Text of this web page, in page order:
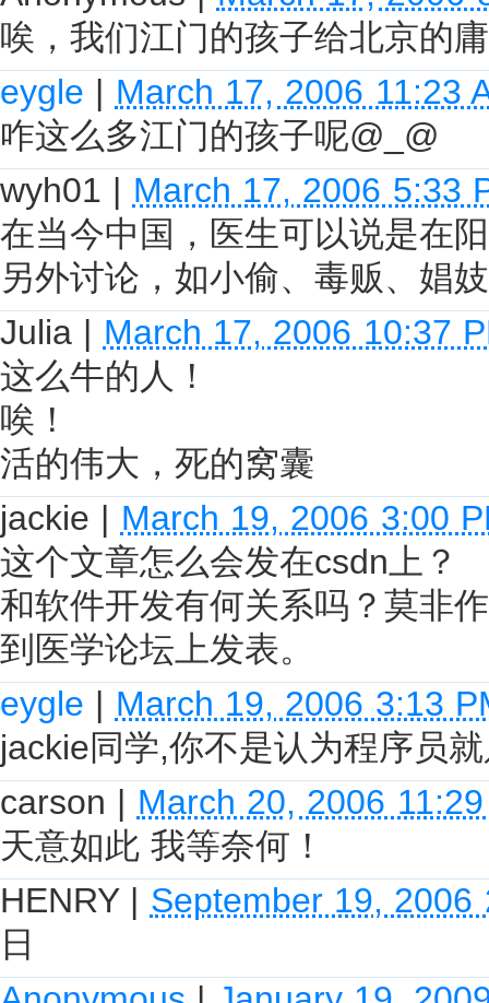
唉，我们江门的孩子给北京的
eygle | March 17, 2006 11:23
咋这么多江门的孩子呢@_@
wyh01 | March 17, 2006 5:33
在当今中国，医生可以说是在
另外讨论，如小偷、毒贩、娼
Julia | March 17, 2006 10:37
这么牛的人！
唉！
活的伟大，死的窝囊
jackie | March 19, 2006 3:00
这个文章怎么会发在csdn上？
和软件开发有何关系吗？莫非
到医学论坛上发表。
eygle | March 19, 2006 3:13
jackie同学,你不是认为程序员
carson | March 20, 2006
天意如此 我等奈何！
HENRY| September 19, 2006
日